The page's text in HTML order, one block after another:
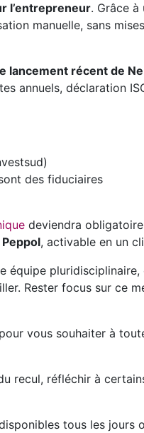
l’entrepreneur. Grâce
manuelle, sans
lancement récent de
annuels, déclaration
des fiduciaires
deviendra
, activable en un
équipe
Rester focus sur ce
vous souhaiter à
recul, réfléchir à
tous les